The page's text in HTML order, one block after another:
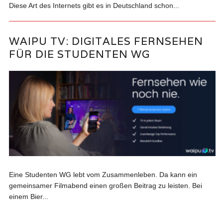
Diese Art des Internets gibt es in Deutschland schon...
WAIPU TV: DIGITALES FERNSEHEN
FÜR DIE STUDENTEN WG
Eine Studenten WG lebt vom Zusammenleben. Da kann ein
gemeinsamer Filmabend einen großen Beitrag zu leisten. Bei
einem Bier...